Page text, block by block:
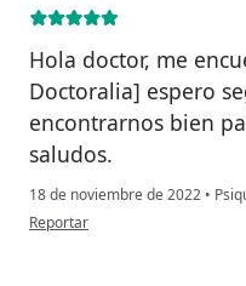
Hola doctor, me
Doctoralia] espero
encontrarnos bien
saludos.
18 de noviembre de 2022 •
en opinión del usuario Eric Cesias
Reportar